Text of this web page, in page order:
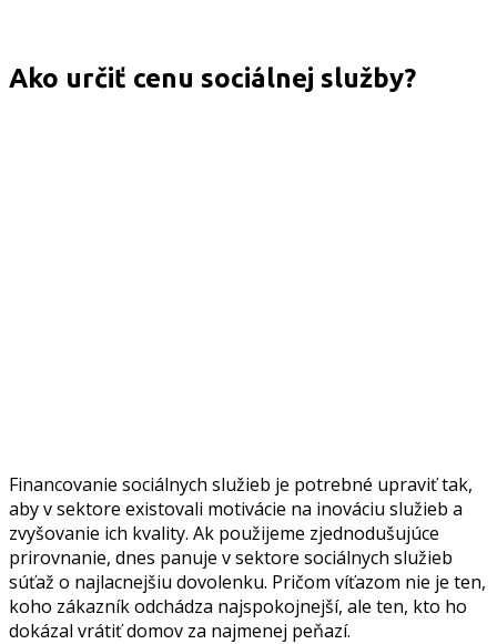
Ako určiť cenu sociálnej služby?
Financovanie sociálnych služieb je potrebné upraviť tak,
aby v sektore existovali motivácie na inováciu služieb a
zvyšovanie ich kvality. Ak použijeme zjednodušujúce
prirovnanie, dnes panuje v sektore sociálnych služieb
súťaž o najlacnejšiu dovolenku. Pričom víťazom nie je ten,
koho zákazník odchádza najspokojnejší, ale ten, kto ho
dokázal vrátiť domov za najmenej peňazí.